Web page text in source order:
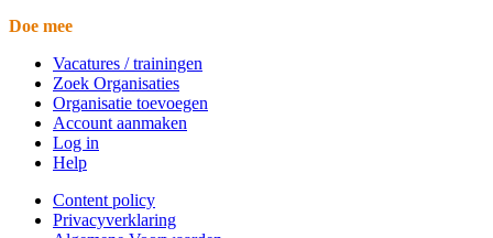
Doe mee
Vacatures / trainingen
Zoek Organisaties
Organisatie toevoegen
Account aanmaken
Log in
Help
Content policy
Privacyverklaring